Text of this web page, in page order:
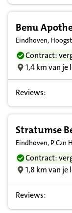
Benu
Eindhoven,
Contract:
1,4 km van je
Reviews:
Stratumse
Eindhoven, P Czn
Contract:
1,8 km van je
Reviews: